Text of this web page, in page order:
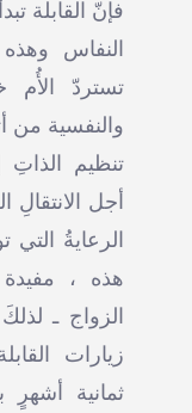
فإنّ القابلة
النفاس وهذه
تستردّ الأُم
والنفسية من
تنظيم الذاتِ
أجل الانتقالِ
الرعايةُ التي
هذه ، مفيدة
الزواج ـ
زيارات
ثمانية أشهرٍ